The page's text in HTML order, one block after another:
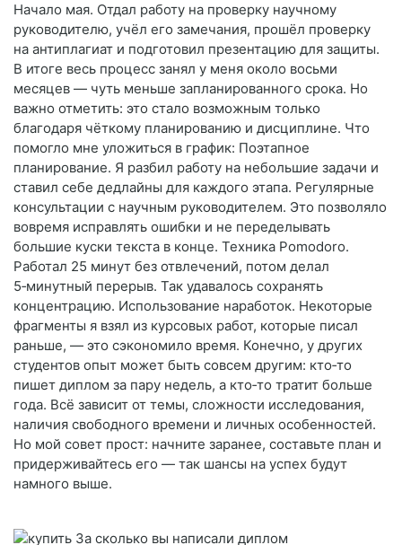
Начало мая. Отдал работу на проверку научному
руководителю, учёл его замечания, прошёл проверку
на антиплагиат и подготовил презентацию для защиты.
В итоге весь процесс занял у меня около восьми
месяцев — чуть меньше запланированного срока. Но
важно отметить: это стало возможным только
благодаря чёткому планированию и дисциплине. Что
помогло мне уложиться в график: Поэтапное
планирование. Я разбил работу на небольшие задачи и
ставил себе дедлайны для каждого этапа. Регулярные
консультации с научным руководителем. Это позволяло
вовремя исправлять ошибки и не переделывать
большие куски текста в конце. Техника Pomodoro.
Работал 25 минут без отвлечений, потом делал
5‑минутный перерыв. Так удавалось сохранять
концентрацию. Использование наработок. Некоторые
фрагменты я взял из курсовых работ, которые писал
раньше, — это сэкономило время. Конечно, у других
студентов опыт может быть совсем другим: кто‑то
пишет диплом за пару недель, а кто‑то тратит больше
года. Всё зависит от темы, сложности исследования,
наличия свободного времени и личных особенностей.
Но мой совет прост: начните заранее, составьте план и
придерживайтесь его — так шансы на успех будут
намного выше.